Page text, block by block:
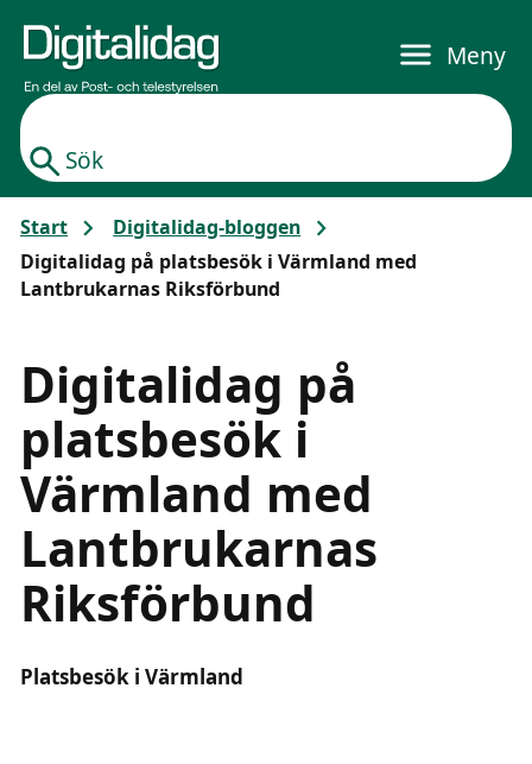
Sök
Meny
Start
Digitalidag-bloggen
Digitalidag på platsbesök i Värmland med
Lantbrukarnas Riksförbund
Digitalidag på
platsbesök i
Värmland med
Lantbrukarnas
Riksförbund
ingresstext
Platsbesök i Värmland